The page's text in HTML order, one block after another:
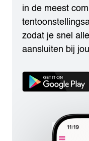
in de meest
zodat je snel
aansluiten bij